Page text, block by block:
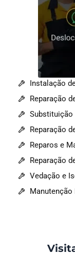
Instalação
Reparação
Substituição
Reparação
Reparos e
Reparação
Vedação e
Manutenção